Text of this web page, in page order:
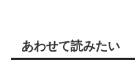
あわせて読みたい